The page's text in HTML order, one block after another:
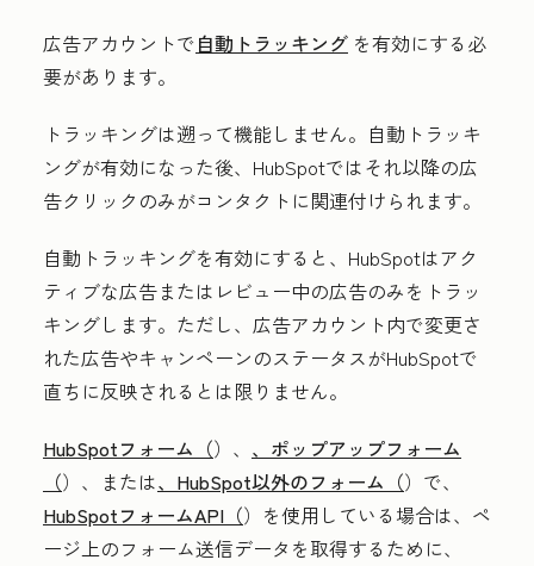
広告アカウントで自動トラッキング を有効にする必
要があります。
トラッキングは遡って機能しません。自動トラッキ
ングが有効になった後、HubSpotではそれ以降の広
告クリックのみがコンタクトに関連付けられます。
自動トラッキングを有効にすると、HubSpotはアク
ティブな広告またはレビュー中の広告のみをトラッ
キングします。ただし、広告アカウント内で変更さ
れた広告やキャンペーンのステータスがHubSpotで
直ちに反映されるとは限りません。
HubSpotフォーム（）、 、ポップアップフォーム
（）、または、HubSpot以外のフォーム（）で、
HubSpotフォームAPI（）を使用している場合は、ペ
ージ上のフォーム送信データを取得するために、